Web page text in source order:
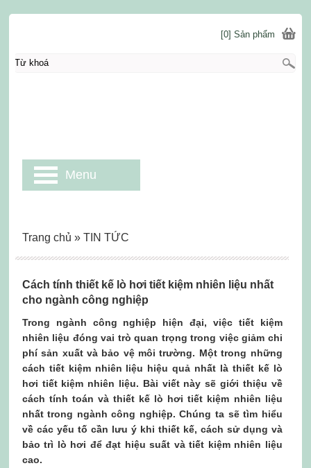
Cách tính thiết kế lò hơi tiết kiệm nhiên liệu nhất
cho ngành công nghiệp
Trong ngành công nghiệp hiện đại, việc tiết kiệm
nhiên liệu đóng vai trò quan trọng trong việc giảm chi
phí sản xuất và bảo vệ môi trường. Một trong những
cách tiết kiệm nhiên liệu hiệu quả nhất là thiết kế lò
hơi tiết kiệm nhiên liệu. Bài viết này sẽ giới thiệu về
cách tính toán và thiết kế lò hơi tiết kiệm nhiên liệu
nhất trong ngành công nghiệp. Chúng ta sẽ tìm hiểu
về các yếu tố cần lưu ý khi thiết kế, cách sử dụng và
bảo trì lò hơi để đạt hiệu suất và tiết kiệm nhiên liệu
cao.
Trang chủ » TIN TỨC
[0] Sản phẩm
Menu